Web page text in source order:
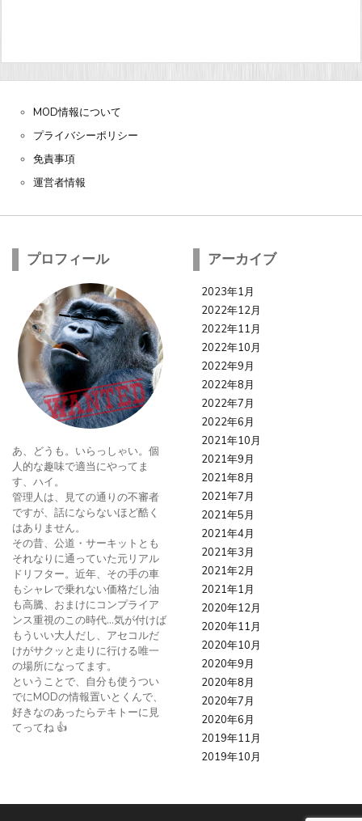
MOD情報について
プライバシーポリシー
免責事項
運営者情報
プロフィール
あ、どうも。いらっしゃい。個
人的な趣味で適当にやってま
す、ハイ。
管理人は、見ての通りの不審者
ですが、話にならないほど酷く
はありません。
その昔、公道・サーキットとも
それなりに通っていた元リアル
ドリフター。近年、その手の車
もシャレで乗れない価格だし油
も高騰、おまけにコンプライア
ンス重視のこの時代…気が付けば
もういい大人だし、アセコルだ
けがサクッと走りに行ける唯一
の場所になってます。
ということで、自分も使うつい
でにMODの情報置いとくんで、
好きなのあったらテキトーに見
てってね 👍
アーカイブ
2023年1月
2022年12月
2022年11月
2022年10月
2022年9月
2022年8月
2022年7月
2022年6月
2021年10月
2021年9月
2021年8月
2021年7月
2021年5月
2021年4月
2021年3月
2021年2月
2021年1月
2020年12月
2020年11月
2020年10月
2020年9月
2020年8月
2020年7月
2020年6月
2019年11月
2019年10月